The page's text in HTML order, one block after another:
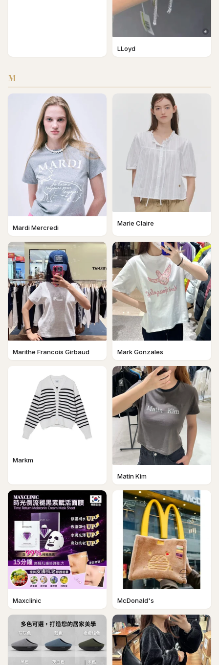
LLoyd
M
Mardi Mercredi
Marie Claire
Marithe Francois Girbaud Mark Gonzales
Markm
Matin Kim
Maxclinic McDonald's